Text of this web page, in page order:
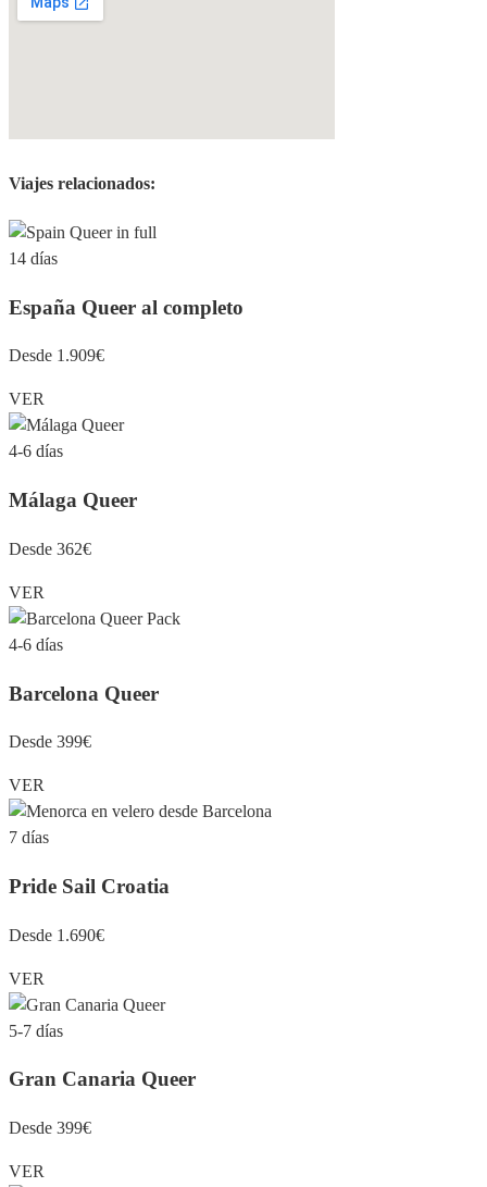
Viajes relacionados:
14 días
España Queer al completo
Desde 1.909€
VER
4-6 días
Málaga Queer
Desde 362€
VER
4-6 días
Barcelona Queer
Desde 399€
VER
7 días
Pride Sail Croatia
Desde 1.690€
VER
5-7 días
Gran Canaria Queer
Desde 399€
VER